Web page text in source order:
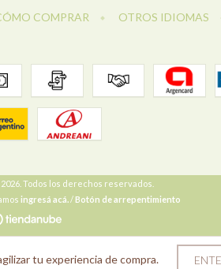
tu experiencia de compra.
COMPRAR OTROS IDIOMAS
Todos los derechos reservados.
ingresá acá./Botón de arrepentimiento